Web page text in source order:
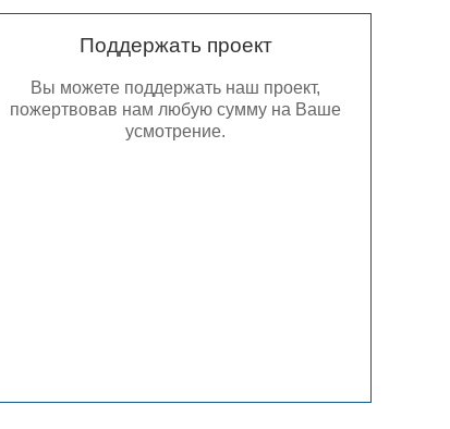
Поддержать проект
Вы можете поддержать наш проект,
пожертвовав нам любую сумму на Ваше
усмотрение.